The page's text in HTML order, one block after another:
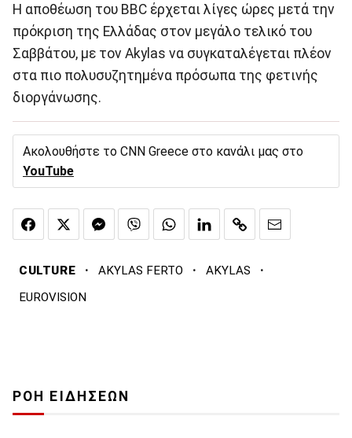
Η αποθέωση του BBC έρχεται λίγες ώρες μετά την
πρόκριση της Ελλάδας στον μεγάλο τελικό του
Σαββάτου, με τον Akylas να συγκαταλέγεται πλέον
στα πιο πολυσυζητημένα πρόσωπα της φετινής
διοργάνωσης.
Ακολουθήστε το CNN Greece στο κανάλι μας στο
YouTube
CULTURE · AKYLAS FERTO · AKYLAS ·
EUROVISION
ΡΟΗ ΕΙΔΗΣΕΩΝ